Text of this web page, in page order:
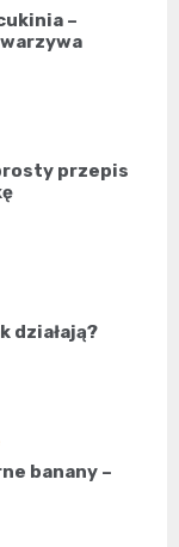
–
przepis
działają?
banany –